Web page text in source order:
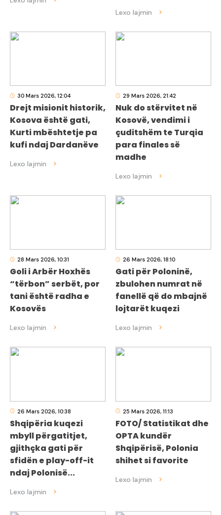
30 Mars 2026, 12:04
Drejt misionit historik,
Kosova është gati,
Kurti mbështetje pa
kufi ndaj Dardanëve
29 Mars 2026, 21:42
Nuk do stërvitet në
Kosovë, vendimi i
çuditshëm te Turqia
para finales së
madhe
28 Mars 2026, 10:31
Goli i Arbër Hoxhës
“tërbon” serbët, por
tani është radha e
Kosovës
26 Mars 2026, 18:10
Gati për Poloninë,
zbulohen numrat në
fanellë që do mbajnë
lojtarët kuqezi
26 Mars 2026, 10:38
Shqipëria kuqezi
mbyll përgatitjet,
gjithçka gati për
sfidën e play-off-it
ndaj Polonisë...
25 Mars 2026, 11:13
FOTO/ Statistikat dhe
OPTA kundër
Shqipërisë, Polonia
shihet si favorite